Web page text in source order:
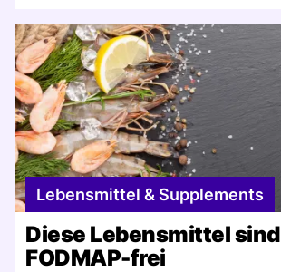
Lebensmittel & Supplements
Diese Lebensmittel sind
FODMAP-frei